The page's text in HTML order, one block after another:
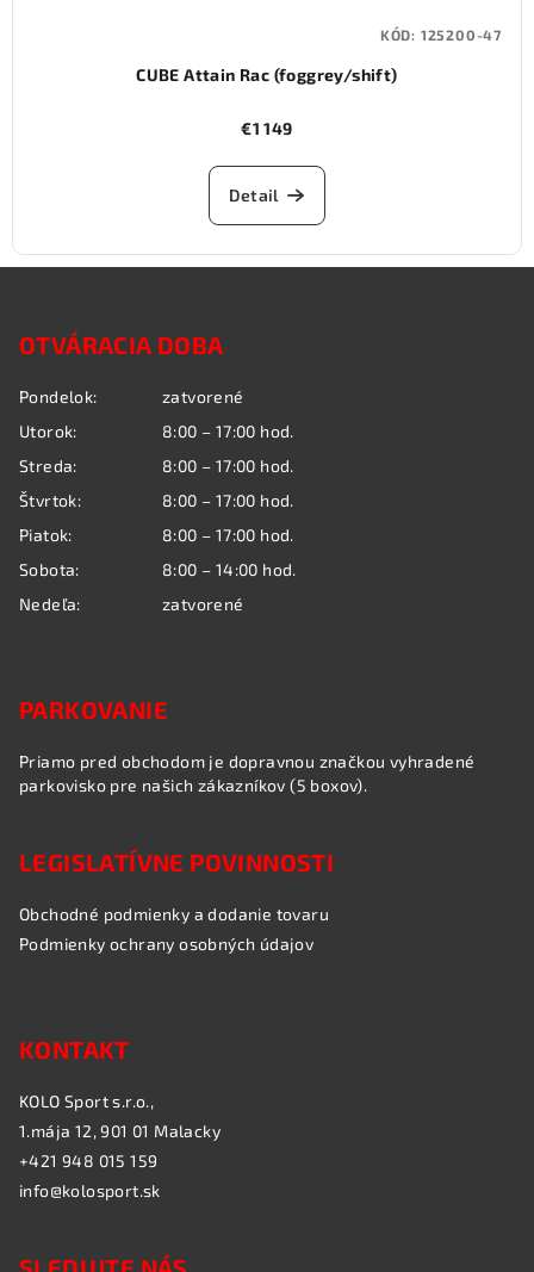
CUBE Attain Rac (foggrey/shift)
€1 149
Detail
KÓD: 125200-47
OTVÁRACIA DOBA
Pondelok:
zatvorené
Utorok:
8:00 – 17:00 hod.
Streda:
8:00 – 17:00 hod.
Štvrtok:
8:00 – 17:00 hod.
Piatok:
8:00 – 17:00 hod.
Sobota:
8:00 – 14:00 hod.
Nedeľa:
zatvorené
PARKOVANIE
Priamo pred obchodom je dopravnou značkou vyhradené
parkovisko pre našich zákazníkov (5 boxov).
LEGISLATÍVNE POVINNOSTI
Obchodné podmienky a dodanie tovaru
Podmienky ochrany osobných údajov
KONTAKT
KOLO Sport s.r.o.,
1.mája 12, 901 01 Malacky
+421 948 015 159
info@kolosport.sk